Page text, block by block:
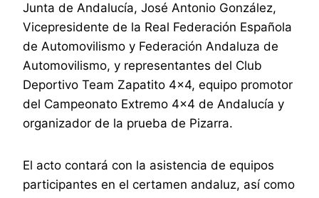
Junta de Andalucía, José Antonio González,
Vicepresidente de la Real Federación Española
de Automovilismo y Federación Andaluza de
Automovilismo, y representantes del Club
Deportivo Team Zapatito 4×4, equipo promotor
del Campeonato Extremo 4×4 de Andalucía y
organizador de la prueba de Pizarra.
El acto contará con la asistencia de equipos
participantes en el certamen andaluz, así como